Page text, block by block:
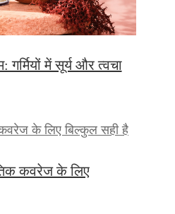
में सूर्य और त्वचा
कवरेज के लिए